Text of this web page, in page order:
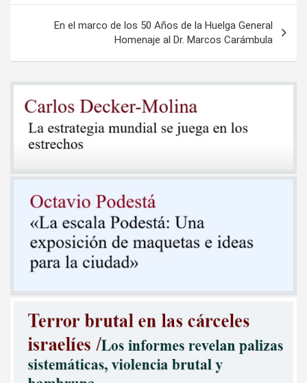
En el marco de los 50 Años de la Huelga General
Homenaje al Dr. Marcos Carámbula